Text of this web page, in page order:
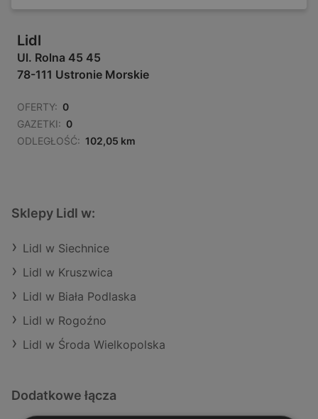
Lidl
Ul. Rolna 45 45
78-111 Ustronie Morskie
OFERTY: 0
GAZETKI: 0
ODLEGŁOŚĆ: 102,05 km
Sklepy Lidl w:
Lidl w Siechnice
Lidl w Kruszwica
Lidl w Biała Podlaska
Lidl w Rogoźno
Lidl w Środa Wielkopolska
Dodatkowe łącza